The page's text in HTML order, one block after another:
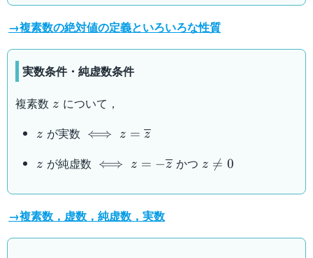
→複素数の絶対値の定義といろいろな性質
実数条件・純虚数条件
複素数 z
z について，
z
z が実数 \iff
⟺ z = z
z
z が純虚数 \iff z=-
⟺ z = −z かつ z\neq
z 
= 0
→複素数，虚数，純虚数，実数